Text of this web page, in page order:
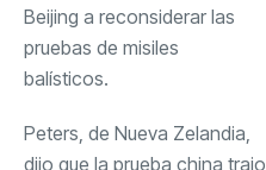
Beijing a reconsiderar las
pruebas de misiles
balísticos.
Peters, de Nueva Zelandia,
dijo que la prueba china trajo